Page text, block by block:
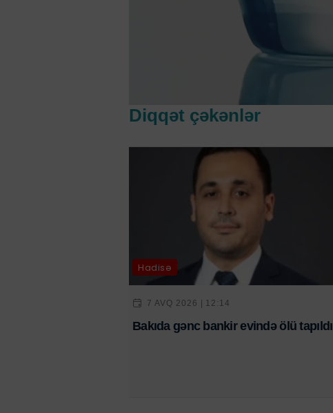
Diqqət çəkənlər
Hadisə
7 AVQ 2026 | 12:14
Bakıda gənc bankir evində ölü tapıldı